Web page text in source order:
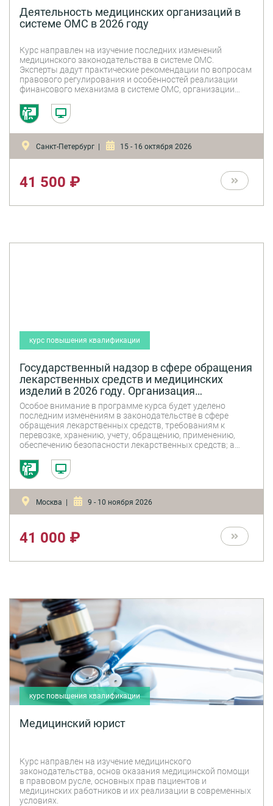
Деятельность медицинских организаций в
системе ОМС в 2026 году
Курс направлен на изучение последних изменений
медицинского законодательства в системе ОМС.
Эксперты дадут практические рекомендации по вопросам
правового регулирования и особенностей реализации
финансового механизма в системе ОМС, организации
оплате медицинской помощи и системе расчетов,
взыскание задолженностей, штрафным санкциям по
страховыми компаниями для проведения МЭЭ, ЭКМП.
Особое внимание будет уделено финансовому механизму
ОМС, проблеме споров и конфликтов между участниками
системы ОМС.
Санкт-Петербург | 15 - 16 октября 2026
41 500 ₽
курс повышения квалификации
Государственный надзор в сфере обращения
лекарственных средств и медицинских
изделий в 2026 году. Организация
надлежащего обращения и применения
лекарственных препаратов. Соблюдение
требований надлежащей аптечной практики
Особое внимание в программе курса будет уделено
последним изменениям в законодательстве в сфере
обращения лекарственных средств, требованиям к
перевозке, хранению, учету, обращению, применению,
обеспечению безопасности лекарственных средств; а
осуществлении фармацевтической деятельности,
вступившим в силу с 01.09.2023 г. Эксперты представят
лекарственных препаратов и надлежащей аптечной
практики.
Москва | 9 - 10 ноября 2026
41 000 ₽
курс повышения квалификации
Медицинский юрист
Курс направлен на изучение медицинского
законодательства, основ оказания медицинской помощи
в правовом русле, основных прав пациентов и
медицинских работников и их реализации в современных
условиях.